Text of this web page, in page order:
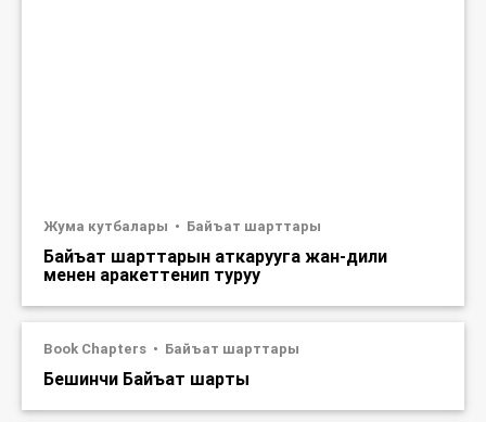
Жума кутбалары Байъат шарттары
Байъат шарттарын аткарууга жан-дили
менен аракеттенип туруу
Book Chapters Байъат шарттары
Бешинчи Байъат шарты